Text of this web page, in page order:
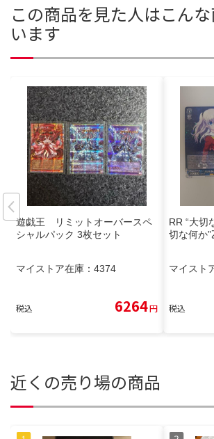
この商品を見た人はこん
います
遊戯王 リミットオーバースペ
シャルパック 3枚セット
マイストア在庫： 4374
税込 6264円
RR “大切
切な何か
マイスト
税込
近くの売り場の商品